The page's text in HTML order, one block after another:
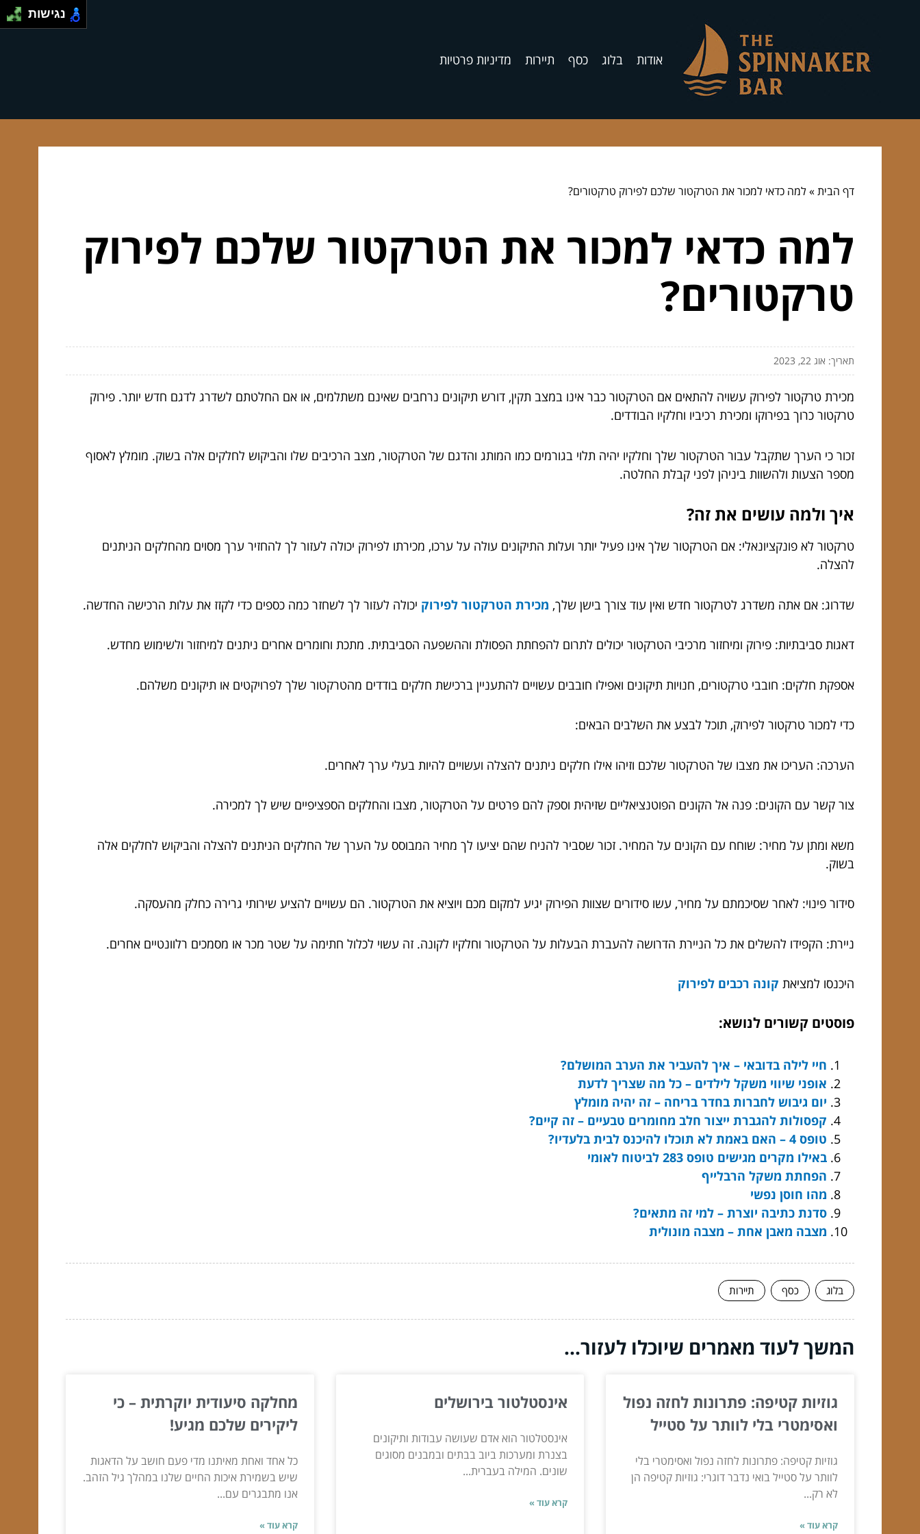
אודות בלוג כסף תיירות מדיניות פרטיות
דף הבית»למה כדאי למכור את הטרקטור שלכם לפירוק טרקטורים?
למה כדאי למכור את הטרקטור שלכם לפירוק
טרקטורים?
תאריך: אוג 22, 2023
מכירת טרקטור לפירוק עשויה להתאים אם הטרקטור כבר אינו במצב תקין, דורש תיקונים נרחבים שאינם משתלמים, או אם החלטתם לשדרג לדגם חדש יותר. פירוק
טרקטור כרוך בפירוקו ומכירת רכיביו וחלקיו הבודדים.
זכור כי הערך שתקבל עבור הטרקטור שלך וחלקיו יהיה תלוי בגורמים כמו המותג והדגם של הטרקטור, מצב הרכיבים שלו והביקוש לחלקים אלה בשוק. מומלץ לאסוף
מספר הצעות ולהשוות ביניהן לפני קבלת החלטה.
איך ולמה עושים את זה?
טרקטור לא פונקציונאלי: אם הטרקטור שלך אינו פעיל יותר ועלות התיקונים עולה על ערכו, מכירתו לפירוק יכולה לעזור לך להחזיר ערך מסוים מהחלקים הניתנים
להצלה.
שדרוג: אם אתה משדרג לטרקטור חדש ואין עוד צורך בישן שלך, מכירת הטרקטור לפירוק יכולה לעזור לך לשחזר כמה כספים כדי לקזז את עלות הרכישה החדשה.
דאגות סביבתיות: פירוק ומיחזור מרכיבי הטרקטור יכולים לתרום להפחתת הפסולת וההשפעה הסביבתית. מתכת וחומרים אחרים ניתנים למיחזור ולשימוש מחדש.
אספקת חלקים: חובבי טרקטורים, חנויות תיקונים ואפילו חובבים עשויים להתעניין ברכישת חלקים בודדים מהטרקטור שלך לפרויקטים או תיקונים משלהם.
כדי למכור טרקטור לפירוק, תוכל לבצע את השלבים הבאים:
הערכה: העריכו את מצבו של הטרקטור שלכם וזיהו אילו חלקים ניתנים להצלה ועשויים להיות בעלי ערך לאחרים.
צור קשר עם הקונים: פנה אל הקונים הפוטנציאליים שזיהית וספק להם פרטים על הטרקטור, מצבו והחלקים הספציפיים שיש לך למכירה.
משא ומתן על מחיר: שוחח עם הקונים על המחיר. זכור שסביר להניח שהם יציעו לך מחיר המבוסס על הערך של החלקים הניתנים להצלה והביקוש לחלקים אלה
בשוק.
סידור פינוי: לאחר שסיכמתם על מחיר, עשו סידורים שצוות הפירוק יגיע למקום מכם ויוציא את הטרקטור. הם עשויים להציע שירותי גרירה כחלק מהעסקה.
ניירת: הקפידו להשלים את כל הניירת הדרושה להעברת הבעלות על הטרקטור וחלקיו לקונה. זה עשוי לכלול חתימה על שטר מכר או מסמכים רלוונטיים אחרים.
היכנסו למציאת קונה רכבים לפירוק
פוסטים קשורים לנושא:
חיי לילה בדובאי – איך להעביר את הערב המושלם?
אופני שיווי משקל לילדים – כל מה שצריך לדעת
יום גיבוש לחברות בחדר בריחה – זה יהיה מומלץ
קפסולות להגברת ייצור חלב מחומרים טבעיים – זה קיים?
טופס 4 – האם באמת לא תוכלו להיכנס לבית בלעדיו?
באילו מקרים מגישים טופס 283 לביטוח לאומי
הפחתת משקל הרבלייף
מהו חוסן נפשי
סדנת כתיבה יוצרת – למי זה מתאים?
מצבה מאבן אחת – מצבה מונולית
בלוג כסף תיירות
המשך לעוד מאמרים שיוכלו לעזור...
גוזיות קטיפה: פתרונות לחזה נפול
ואסימטרי בלי לוותר על סטייל
גוזיות קטיפה: פתרונות לחזה נפול ואסימטרי בלי
לוותר על סטייל בואי נדבר דוגרי: גוזיות קטיפה הן
לא רק...
קרא עוד »
אינסטלטור בירושלים
אינסטלטור הוא אדם שעושה עבודות ותיקונים
בצנרת ומערכות ביוב בבתים ובמבנים מסוגים
שונים. המילה בעברית...
קרא עוד »
מחלקה סיעודית יוקרתית – כי
ליקירים שלכם מגיע!
כל אחד ואחת מאיתנו מדי פעם חושב על הדאגות
שיש בשמירת איכות החיים שלנו במהלך גיל הזהב.
אנו מתבגרים עם...
קרא עוד »
נגישות